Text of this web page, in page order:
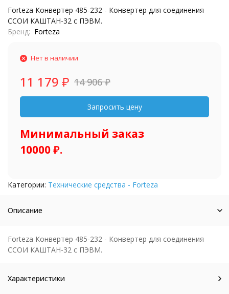
Forteza Конвертер 485-232 - Конвертер для соединения
ССОИ КАШТАН-32 с ПЭВМ.
Бренд
Forteza
Нет в наличии
11 179 ₽ 14 906₽
Минимальный заказ
10000 ₽.
Категории: Технические средства - Forteza
Описание
Forteza Конвертер 485-232 - Конвертер для соединения
ССОИ КАШТАН-32 с ПЭВМ.
Характеристики